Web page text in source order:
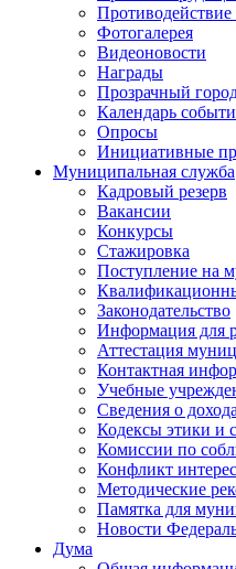
Фотогалерея
Видеоновости
Награды
Прозрачный
Календарь
Опросы
Инициативные
Муниципальная служба
Кадровый резерв
Вакансии
Конкурсы
Стажировка
Поступление на
Законодательство
Информация для
Аттестация
Контактная
Учебные
Сведения о
Кодексы этики и
Комиссии по
Конфликт
Методические
Памятка для
Новости
Дума